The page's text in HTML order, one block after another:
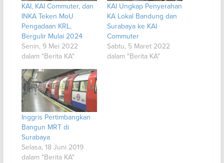
KAI, KAI Commuter, dan
INKA Teken MoU
Pengadaan KRL,
Bergulir Mulai 2024
Senin, 9 Mei 2022
dalam "Berita KA"
KAI Ungkap Penyerahan
KA Lokal Bandung dan
Surabaya ke KAI
Commuter
Sabtu, 5 Maret 2022
dalam "Berita KA"
Inggris Pertimbangkan
Bangun MRT di
Surabaya
Selasa, 18 Juni 2019
dalam "Berita KA"